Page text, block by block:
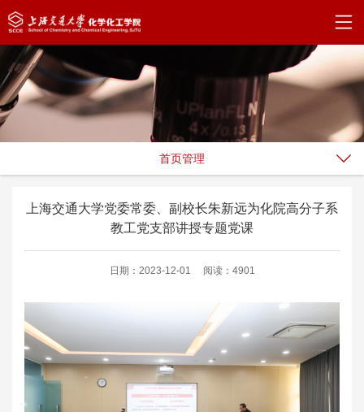
首页管理
上海交通大学党委常委、副校长朱新远为化院高分子系
教工党支部讲授专题党课
日期：2023-12-01 阅读：4901